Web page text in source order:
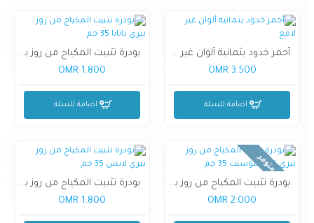
أحمر خدود بثمانية ألوان غير لامع
3.500 OMR
اضافة للسلة
بودرة تثبيت المكياج من روز بيري بانانا 35 جم
1.800 OMR
اضافة للسلة
غير متوفر
بودرة تثبيت المكياج من روز بيري ترانسلوسنت 35 جم
2.000 OMR
بودرة تثبيت المكياج من روز بيري لايس 35 جم
1.800 OMR